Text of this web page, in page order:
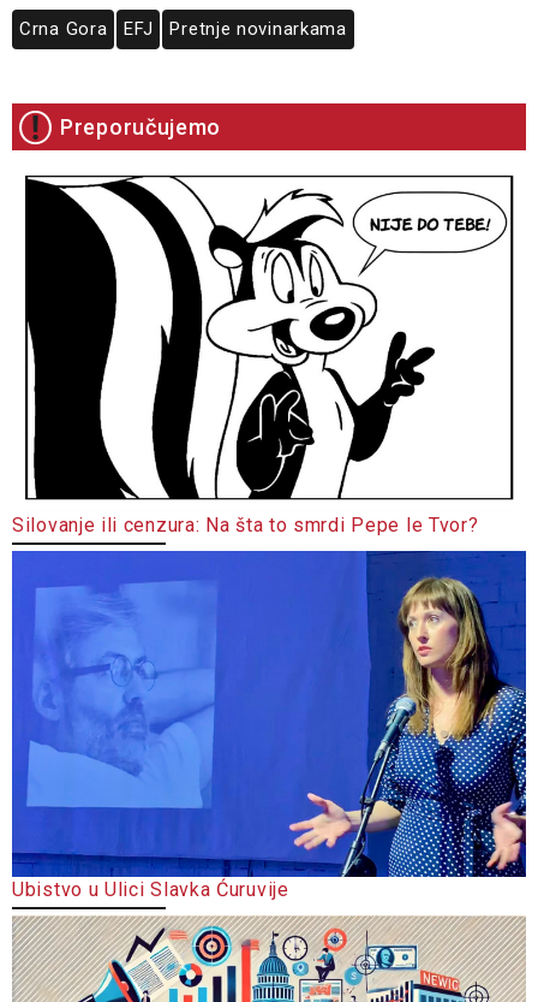
Crna Gora EFJ Pretnje novinarkama
Preporučujemo
Silovanje ili cenzura: Na šta to smrdi Pepe le Tvor?
Ubistvo u Ulici Slavka Ćuruvije